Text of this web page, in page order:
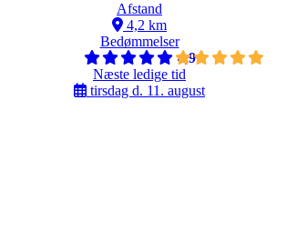
Afstand
4,2 km
Bedømmelser
4,9
Næste ledige tid
tirsdag d. 11. august